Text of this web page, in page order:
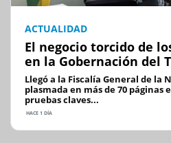
ACTUALIDAD
El negocio torcido de
en la Gobernación del
Llegó a la Fiscalía General de la
plasmada en más de 70 páginas
pruebas claves...
HACE 1 DÍA